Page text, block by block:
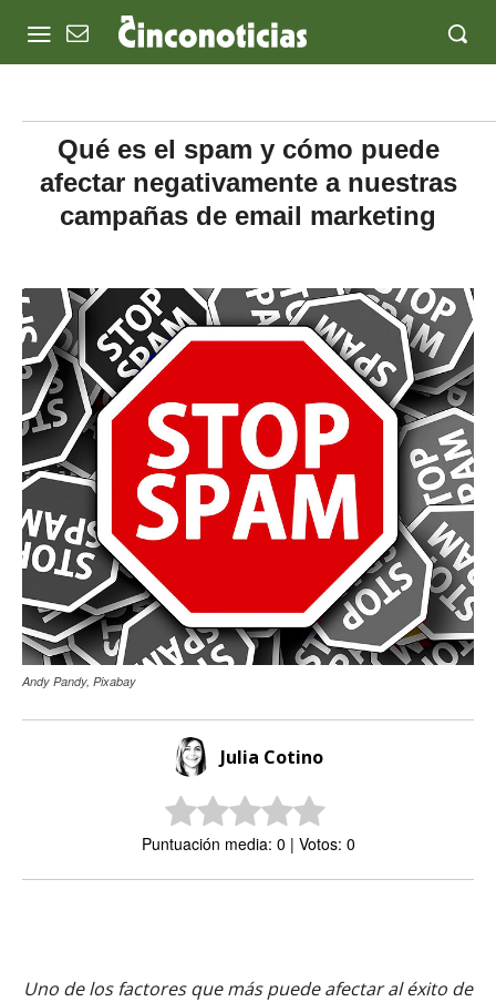
Qué es el spam y cómo puede
afectar negativamente a nuestras
campañas de email marketing
Andy Pandy, Pixabay
Julia Cotino
Puntuación media: 0 | Votos: 0
Uno de los factores que más puede afectar al éxito de